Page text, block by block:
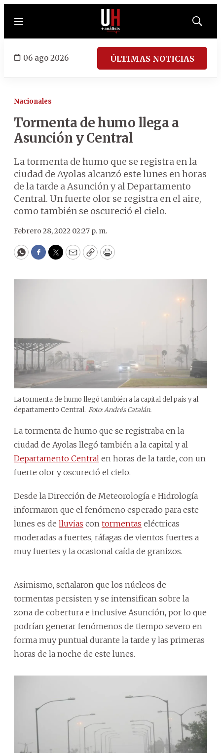
Menú
Mostrar
06 ago 2026 ÚLTIMAS NOTICIAS
Nacionales
Tormenta de humo llega a
Asunción y Central
La tormenta de humo que se registra en la
ciudad de Ayolas alcanzó este lunes en horas
de la tarde a Asunción y al Departamento
Central. Un fuerte olor se registra en el aire,
como también se oscureció el cielo.
Febrero 28, 2022 02:27 p. m.
WhatsApp
Facebook
Twitter
EmailCopyPrint
La tormenta de humo llegó también a la capital del país y al
departamento Central. Foto: Andrés Catalán.
La tormenta de humo que se registraba en la
ciudad de Ayolas llegó también a la capital y al
Departamento Central en horas de la tarde, con un
fuerte olor y oscureció el cielo.
Desde la Dirección de Meteorología e Hidrología
informaron que el fenómeno esperado para este
lunes es de lluvias con tormentas eléctricas
moderadas a fuertes, ráfagas de vientos fuertes a
muy fuertes y la ocasional caída de granizos.
Asimismo, señalaron que los núcleos de
tormentas persisten y se intensifican sobre la
zona de cobertura e inclusive Asunción, por lo que
podrían generar fenómenos de tiempo severo en
forma muy puntual durante la tarde y las primeras
horas de la noche de este lunes.